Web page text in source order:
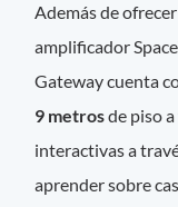
Además de
amplificador
Gateway cuenta
9 metrosde piso
interactivas a
aprender sobre